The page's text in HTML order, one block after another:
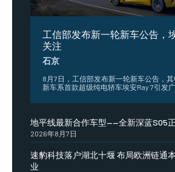
工信部发布新一轮新车公告，
关注
石京
8月7日，工信部发布新一轮新车公告，
新车系首款超级纯电轿车埃安Ray 7引发
地平线最新合作车型——全新深蓝S05
2026年8月7日
速豹科技落户湖北十堰 布局欧洲链通
业